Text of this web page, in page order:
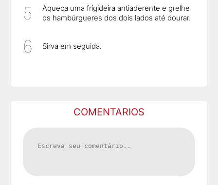
Aqueça uma frigideira antiaderente e grelhe
os hambúrgueres dos dois lados até dourar.
Sirva em seguida.
COMENTARIOS